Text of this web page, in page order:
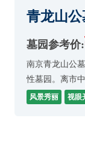
青龙山公
墓园参考价:
南京青龙山公
性墓园。离市
站需步行10分
风景秀丽 视眼